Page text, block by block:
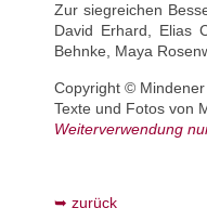
Zur siegreichen
David Erhard, Elias
Behnke, Maya
Copyright ©
Texte und Fotos von
Weiterverwendung
zurück